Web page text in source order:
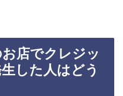
店でクレジッ
した人はどう